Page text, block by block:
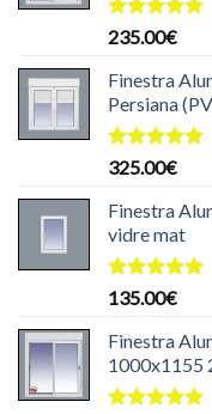
Puntuat
de 5
235.00€
Finestra
Persiana
Puntuat
de 5
325.00€
Finestra
vidre mat
Puntuat
de 5
135.00€
Finestra
1000x1155